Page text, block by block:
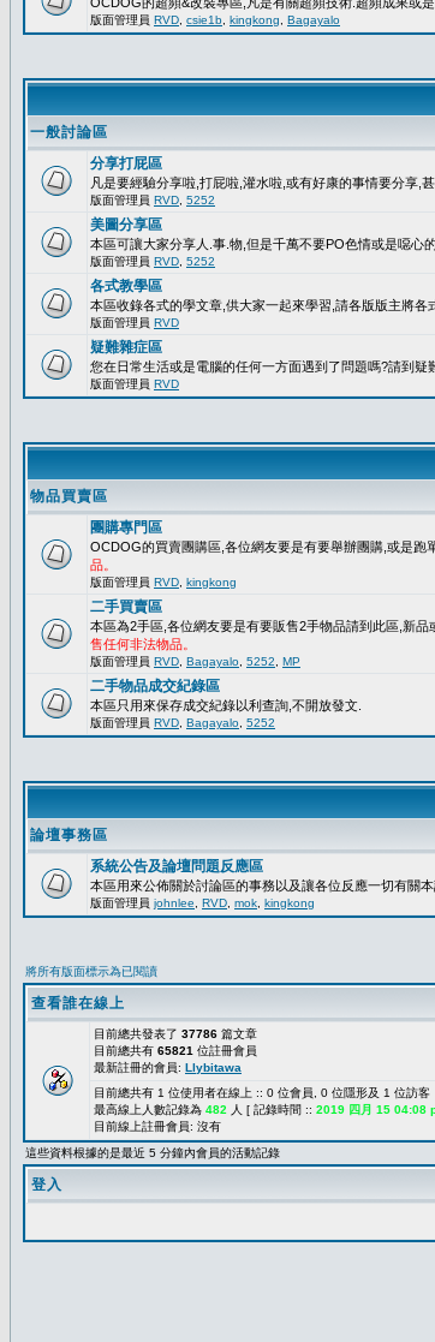
版面管理員 RVD csie1b kingkong Bagayalo
一般討論區
分享打屁區
凡是要經驗分享啦,打屁啦,灌水啦,或有好康的事情要分享,
版面管理員 RVD 5252
美圖分享區
本區可讓大家分享人.事.物,但是千萬不要PO色情或是噁心
版面管理員 RVD 5252
各式教學區
本區收錄各式的學文章,供大家一起來學習,請各版版主將各
版面管理員 RVD
疑難雜症區
您在日常生活或是電腦的任何一方面遇到了問題嗎?請到疑
版面管理員 RVD
物品買賣區
團購專門區
OCDOG的買賣團購區,各位網友要是有要舉辦團購,或是跑
品。
版面管理員 RVD kingkong
二手買賣區
本區為2手區,各位網友要是有要販售2手物品請到此區,新品
售任何非法物品。
版面管理員 RVD Bagayalo 5252 MP
二手物品成交紀錄區
本區只用來保存成交紀錄以利查詢,不開放發文.
版面管理員 RVD Bagayalo 5252
論壇事務區
系統公告及論壇問題反應區
本區用來公佈關於討論區的事務以及讓各位反應一切有關
版面管理員 johnlee RVD mok kingkong
將所有版面標示為已閱讀
查看誰在線上
目前總共發表了 37786 篇文章
目前總共有 65821 位註冊會員
最新註冊的會員: Llybitawa
目前總共有 1 位使用者在線上 :: 0 位會員, 0 位隱形及 1 位訪
最高線上人數記錄為 482 人 [ 記錄時間 :: 2019 四月 15 04:08
目前線上註冊會員: 沒有
這些資料根據的是最近 5 分鐘內會員的活動記錄
登入